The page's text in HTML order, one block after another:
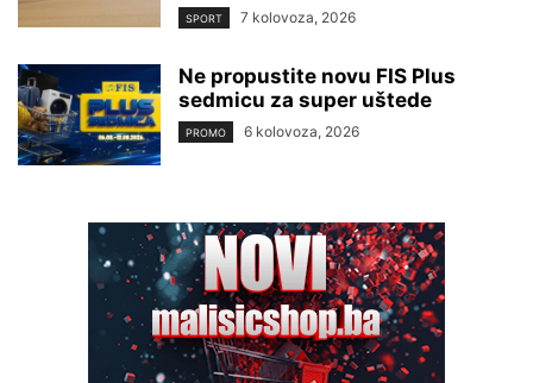
SPORT 7 kolovoza, 2026
Ne propustite novu FIS Plus
sedmicu za super uštede
PROMO 6 kolovoza, 2026